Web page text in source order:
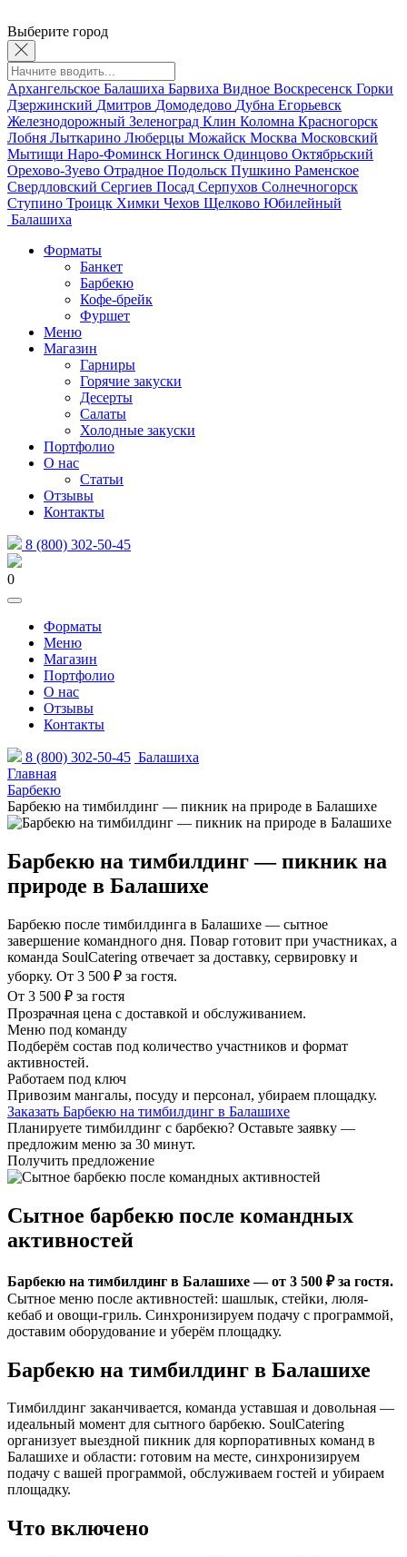
Выберите город
Архангельское Балашиха Барвиха Видное Воскресенск Горки
Дзержинский Дмитров Домодедово Дубна Егорьевск
Железнодорожный Зеленоград Клин Коломна Красногорск
Лобня Лыткарино Люберцы Можайск Москва Московский
Мытищи Наро-Фоминск Ногинск Одинцово Октябрьский
Орехово-Зуево Отрадное Подольск Пушкино Раменское
Свердловский Сергиев Посад Серпухов Солнечногорск
Ступино Троицк Химки Чехов Щелково Юбилейный
Балашиха
Форматы
Банкет
Барбекю
Кофе-брейк
Фуршет
Меню
Магазин
Гарниры
Горячие закуски
Десерты
Салаты
Холодные закуски
Портфолио
О нас
Статьи
Отзывы
Контакты
8 (800) 302-50-45
0
Форматы
Меню
Магазин
Портфолио
О нас
Отзывы
Контакты
8 (800) 302-50-45 Балашиха
Главная
Барбекю
Барбекю на тимбилдинг — пикник на природе в Балашихе
Барбекю на тимбилдинг — пикник на
природе в Балашихе
Барбекю после тимбилдинга в Балашихе — сытное
завершение командного дня. Повар готовит при участниках, а
команда SoulCatering отвечает за доставку, сервировку и
уборку. От 3 500 ₽ за гостя.
От 3 500 ₽ за гостя
Прозрачная цена с доставкой и обслуживанием.
Меню под команду
Подберём состав под количество участников и формат
активностей.
Работаем под ключ
Привозим мангалы, посуду и персонал, убираем площадку.
Заказать Барбекю на тимбилдинг в Балашихе
Планируете тимбилдинг с барбекю? Оставьте заявку —
предложим меню за 30 минут.
Получить предложение
Сытное барбекю после командных
активностей
Барбекю на тимбилдинг в Балашихе — от 3 500 ₽ за гостя.
Сытное меню после активностей: шашлык, стейки, люля-
кебаб и овощи-гриль. Синхронизируем подачу с программой,
доставим оборудование и уберём площадку.
Барбекю на тимбилдинг в Балашихе
Тимбилдинг заканчивается, команда уставшая и довольная —
идеальный момент для сытного барбекю. SoulCatering
организует выездной пикник для корпоративных команд в
Балашихе и области: готовим на месте, синхронизируем
подачу с вашей программой, обслуживаем гостей и убираем
площадку.
Что включено